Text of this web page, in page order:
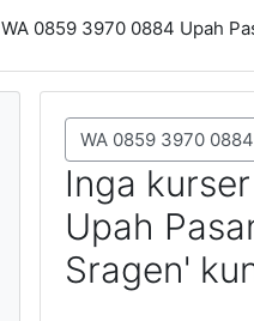
WA 0859 3970 0884 Upah
Sök kurser
Inga
Upah
Sragen'